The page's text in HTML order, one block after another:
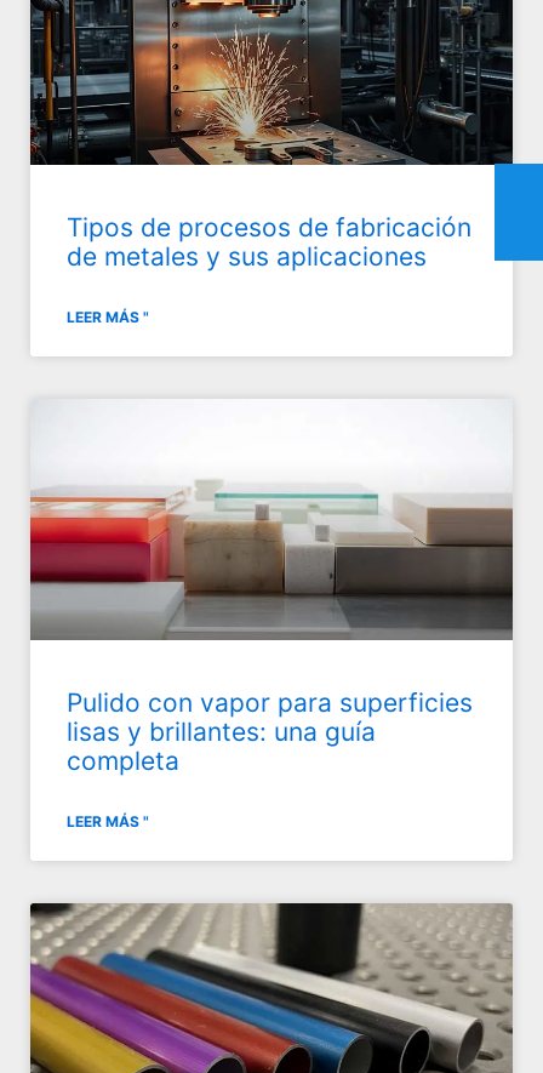
Tipos de procesos de fabricación
de metales y sus aplicaciones
LEER MÁS "
Pulido con vapor para superficies
lisas y brillantes: una guía
completa
LEER MÁS "